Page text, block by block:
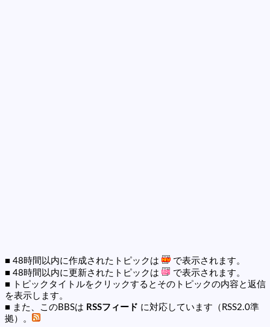
■ 48時間以内に作成されたトピックは
で表示されます。
■ 48時間以内に更新されたトピックは
で表示されます。
■ トピックタイトルをクリックするとそのトピックの内容と返信
を表示します。
■ また、このBBSは RSSフィード に対応しています（RSS2.0準
拠）。